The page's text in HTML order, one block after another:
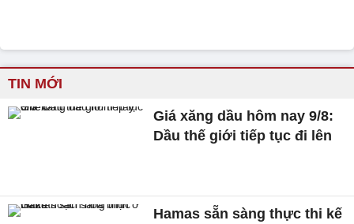
TIN MỚI
Giá xăng dầu hôm nay 9/8:
Dầu thế giới tiếp tục đi lên
Hamas sẵn sàng thực thi kế